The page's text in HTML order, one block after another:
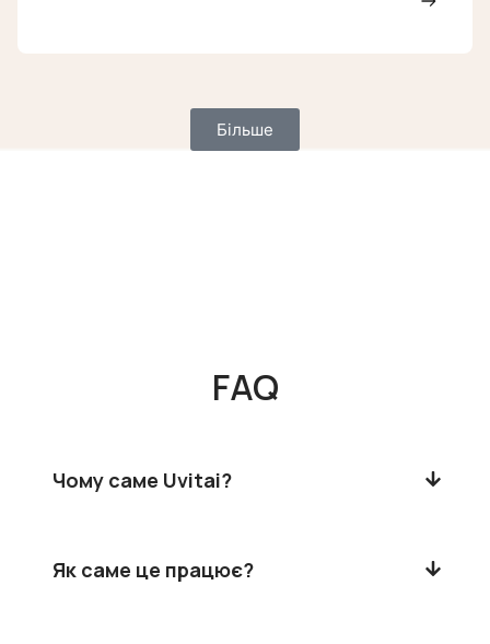
Більше
FAQ
Чому саме Uvitai?
Як саме це працює?